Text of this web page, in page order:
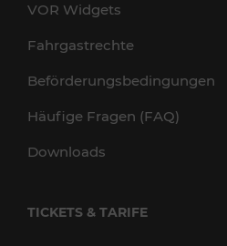
VOR Widgets
Fahrgastrechte
Beförderungsbedingungen
Häufige Fragen (FAQ)
Downloads
TICKETS & TARIFE